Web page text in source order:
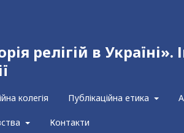
релігій в Україні».
колегія Публікаційна етика
Контакти